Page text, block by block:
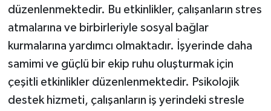
düzenlenmektedir. Bu etkinlikler, çalışanların stres
atmalarına ve birbirleriyle sosyal bağlar
kurmalarına yardımcı olmaktadır. İşyerinde daha
samimi ve güçlü bir ekip ruhu oluşturmak için
çeşitli etkinlikler düzenlenmektedir. Psikolojik
destek hizmeti, çalışanların iş yerindeki stresle